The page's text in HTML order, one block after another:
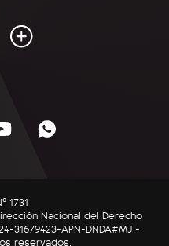
1731
Nacional del Derecho
31679423-APN-DNDA#MJ -
reservados.